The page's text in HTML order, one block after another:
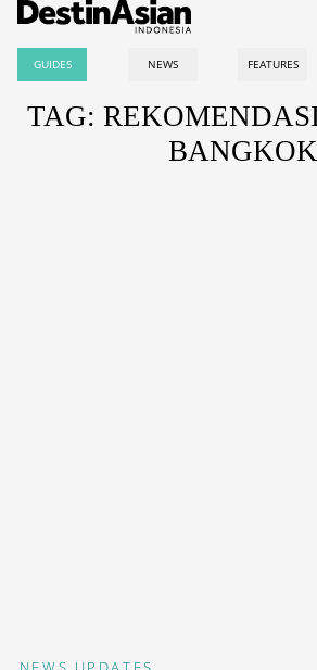
GUIDES NEWS FEATURES
TAG:
BANGKOK